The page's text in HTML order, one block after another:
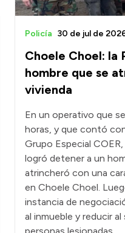
Choele Choel: la
hombre que se
vivienda
Policía 30 de jul de
En un operativo que
horas, y que contó
Grupo Especial
logró detener a un
atrincheró con una
en Choele Choel.
instancia de
al inmueble y reducir